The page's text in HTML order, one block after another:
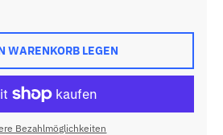
WARENKORB LEGEN
Bezahlmöglichkeiten